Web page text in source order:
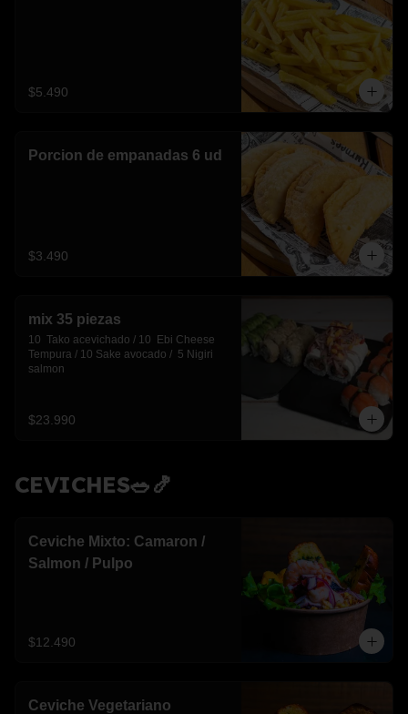
$5.490
Porcion de empanadas 6 ud
$3.490
mix 35 piezas
10  Tako acevichado / 10  Ebi Cheese
Tempura / 10 Sake avocado /  5 Nigiri
salmon
$23.990
CEVICHES🥗🍤
Ceviche Mixto: Camaron /
Salmon / Pulpo
$12.490
Ceviche Vegetariano